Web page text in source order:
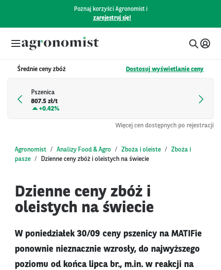
Poznaj korzyści Agronomist i
zarejestruj się!
Średnie ceny zbóż Dostosuj wyświetlanie ceny
Pszenica
807.5 zł/t
+0.42%
Więcej cen dostępnych po rejestracji
Agronomist Analizy Food & Agro Zboża i oleiste
Zboża i
pasze
Dzienne ceny zbóż i oleistych na świecie
Dzienne ceny zbóż i
oleistych na świecie
W poniedziałek 30/09 ceny pszenicy na MATIFie
ponownie nieznacznie wzrosły, do najwyższego
poziomu od końca lipca br., m.in. w reakcji na